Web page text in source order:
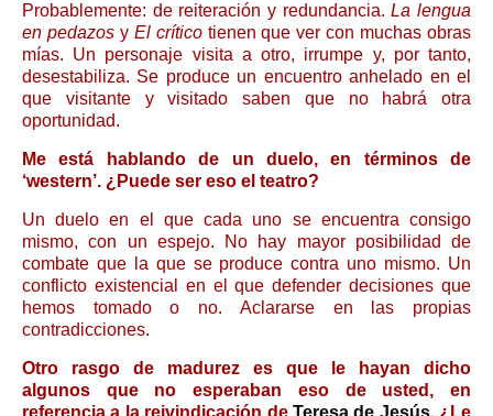
Probablemente: de reiteración y redundancia.La lengua
en pedazos y El críticotienen que ver con muchas obras
mías. Un personaje visita a otro, irrumpe y, por tanto,
desestabiliza. Se produce un encuentro anhelado en el
que visitante y visitado saben que no habrá otra
oportunidad.
Me está hablando de un duelo, en términos de
‘western’. ¿Puede ser eso el teatro?
Un duelo en el que cada uno se encuentra consigo
mismo, con un espejo. No hay mayor posibilidad de
combate que la que se produce contra uno mismo. Un
conflicto existencial en el que defender decisiones que
hemos tomado o no. Aclararse en las propias
contradicciones.
Otro rasgo de madurez es que le hayan dicho
algunos que no esperaban eso de usted, en
referencia a la reivindicación de Teresa de Jesús.¿Le